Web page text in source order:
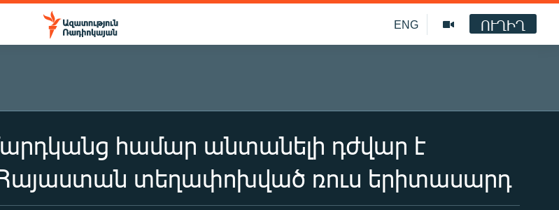
ENG ՈՒՂԻՂ
համար անտանելի դժվար է
տեղափոխված ռուս երիտասարդ